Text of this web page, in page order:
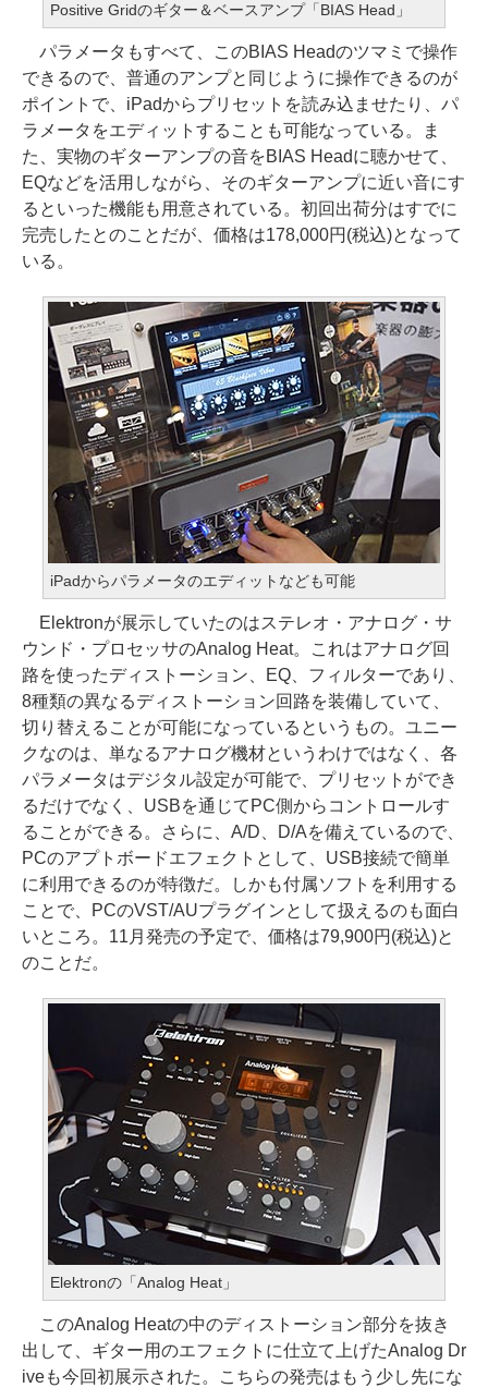
Positive Gridのギター＆ベースアンプ「BIAS Head」
パラメータもすべて、このBIAS Headのツマミで操作
できるので、普通のアンプと同じように操作できるのが
ポイントで、iPadからプリセットを読み込ませたり、パ
ラメータをエディットすることも可能なっている。ま
た、実物のギターアンプの音をBIAS Headに聴かせて、
EQなどを活用しながら、そのギターアンプに近い音にす
るといった機能も用意されている。初回出荷分はすでに
完売したとのことだが、価格は178,000円(税込)となって
いる。
iPadからパラメータのエディットなども可能
Elektronが展示していたのはステレオ・アナログ・サ
ウンド・プロセッサのAnalog Heat。これはアナログ回
路を使ったディストーション、EQ、フィルターであり、
8種類の異なるディストーション回路を装備していて、
切り替えることが可能になっているというもの。ユニー
クなのは、単なるアナログ機材というわけではなく、各
パラメータはデジタル設定が可能で、プリセットができ
るだけでなく、USBを通じてPC側からコントロールす
ることができる。さらに、A/D、D/Aを備えているので、
PCのアプトボードエフェクトとして、USB接続で簡単
に利用できるのが特徴だ。しかも付属ソフトを利用する
ことで、PCのVST/AUプラグインとして扱えるのも面白
いところ。11月発売の予定で、価格は79,900円(税込)と
のことだ。
Elektronの「Analog Heat」
このAnalog Heatの中のディストーション部分を抜き
出して、ギター用のエフェクトに仕立て上げたAnalog Dr
iveも今回初展示された。こちらの発売はもう少し先にな